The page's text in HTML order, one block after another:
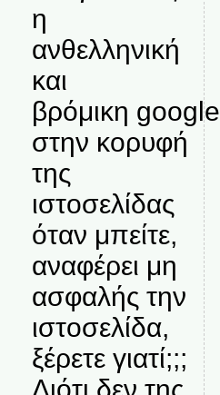
η
ανθελληνική
και
βρόμικη google
στην κορυφή
της
ιστοσελίδας
όταν μπείτε,
αναφέρει μη
ασφαλής την
ιστοσελίδα,
ξέρετε γιατί;;;